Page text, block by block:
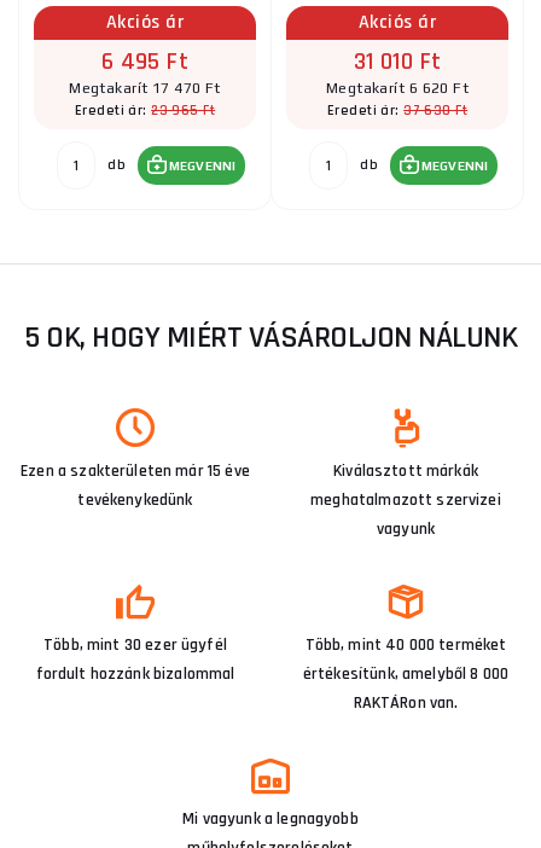
Akciós ár
6 495 Ft
Megtakarít 17 470 Ft
Eredeti ár:23 965 Ft
db MEGVENNI
Akciós ár
31 010 Ft
Megtakarít 6 620 Ft
Eredeti ár:37 630 Ft
db MEGVENNI
5 OK, HOGY MIÉRT VÁSÁROLJON NÁLUNK
Ezen a szakterületen már 15 éve
tevékenykedünk
Kiválasztott márkák
meghatalmazott szervizei
vagyunk
Több, mint 30 ezer ügyfél
fordult hozzánk bizalommal
Több, mint 40 000 terméket
értékesítünk, amelyből 8 000
RAKTÁRon van.
Mi vagyunk a legnagyobb